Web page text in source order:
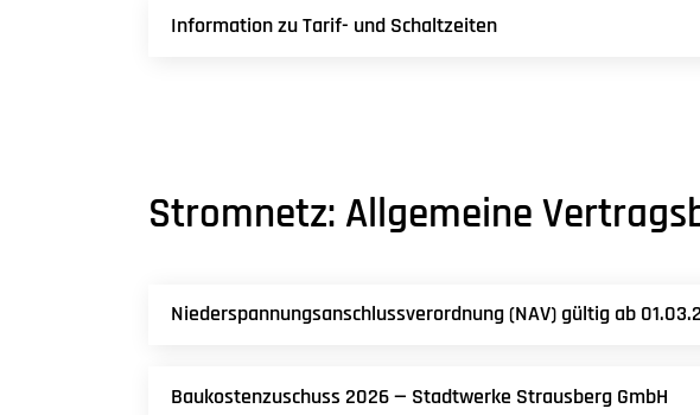
Information zu Tarif- und Schaltzeiten
Stromnetz: Allgemeine
Niederspannungsanschlussverordnung (NAV) gültig ab
Baukostenzuschuss 2026 — Stadtwerke Strausberg GmbH